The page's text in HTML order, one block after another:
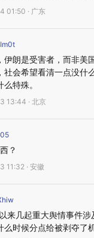
01:50 · 广东
伊朗是受害者，而非美
社会希望看清一点没什
特殊。
13:44 · 北京
？
11:32 · 安徽
来几起重大舆情事件
么时候分点给被剥夺了